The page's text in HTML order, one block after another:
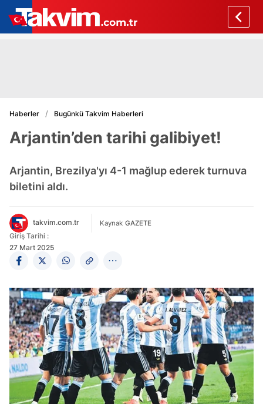
Haberler Bugünkü Takvim Haberleri
Arjantin’den tarihi galibiyet!
Arjantin, Brezilya'yı 4-1 mağlup ederek turnuva
biletini aldı.
takvim.com.tr Kaynak GAZETE
Giriş Tarihi :
27 Mart 2025